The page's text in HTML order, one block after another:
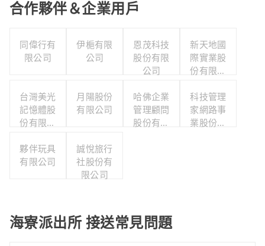
合作夥伴＆企業用戶
同偉行有
限公司
伊梔有限
公司
恩茂科技
股份有限
公司
新天地國
際實業股
份有限公
台灣美光
記憶體股
份有限公
月陽股份
有限公司
哈佛企業
管理顧問
股份有限
科技管理
家網路事
業股份有
夥伴玩具
有限公司
誠悅旅行
社股份有
限公司
海寮派出所 接送常見問題